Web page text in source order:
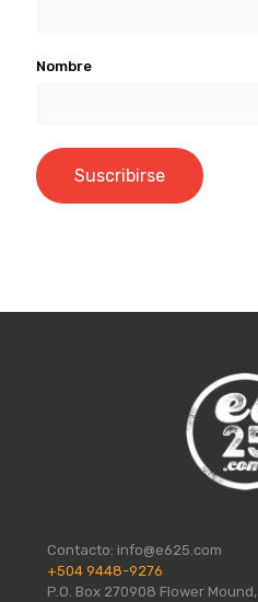
Nombre
Contacto: info@e625.com
+504 9448-9276
P.O. Box 270908 Flower Mound,